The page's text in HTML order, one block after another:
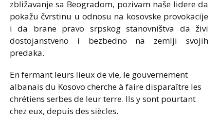
zbližavanje sa Beogradom, pozivam naše lidere da
pokažu čvrstinu u odnosu na kosovske provokacije
i da brane pravo srpskog stanovništva da živi
dostojanstveno i bezbedno na zemlji svojih
predaka.
En fermant leurs lieux de vie, le gouvernement
albanais du Kosovo cherche à faire disparaître les
chrétiens serbes de leur terre. Ils y sont pourtant
chez eux, depuis des siècles.